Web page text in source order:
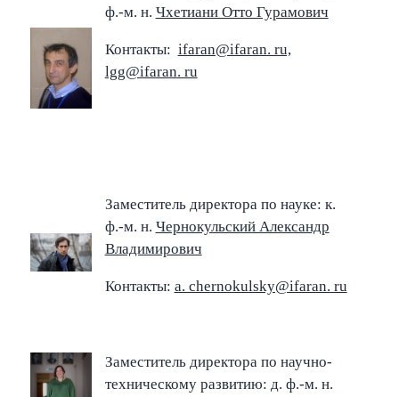
ф.-м. н. Чхетиани Отто Гурамович
Контакты: ifaran@ifaran. ru,
lgg@ifaran. ru
Заместитель директора по науке: к.
ф.-м. н. Чернокульский Александр
Владимирович
Контакты: a. cher­noku­lsky@ifaran. ru
Заместитель директора по научно-
техническому развитию: д. ф.-м. н.